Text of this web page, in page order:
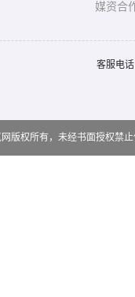
媒资合
客服电
网版权所有，未经书面授权